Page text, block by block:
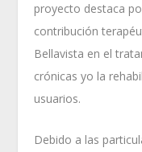
proyecto destaca
contribución
Bellavista en el
crónicas yo la
usuarios.
Debido a las